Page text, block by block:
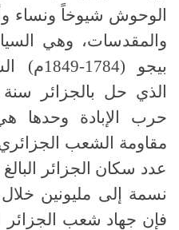
الوحوش شيوخاً ونساء
والمقدسات، وهي
بيجو
حرب الإبادة وحدها
مقاومة الشعب
عدد سكان الجزائر
فإن جهاد شعب الجزائر